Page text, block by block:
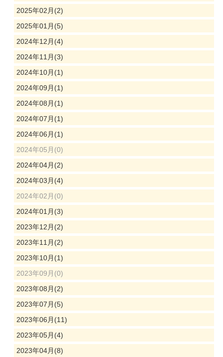
2025年02月(2)
2025年01月(5)
2024年12月(4)
2024年11月(3)
2024年10月(1)
2024年09月(1)
2024年08月(1)
2024年07月(1)
2024年06月(1)
2024年05月(0)
2024年04月(2)
2024年03月(4)
2024年02月(0)
2024年01月(3)
2023年12月(2)
2023年11月(2)
2023年10月(1)
2023年09月(0)
2023年08月(2)
2023年07月(5)
2023年06月(11)
2023年05月(4)
2023年04月(8)